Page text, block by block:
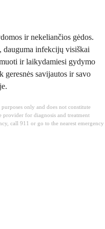
ir nekeliančios gėdos.
dauguma infekcijų visiškai
ir laikydamiesi gydymo
geresnės savijautos ir savo
only and does not constitute
provider for diagnosis and treatment
call 911 or go to the nearest emergency